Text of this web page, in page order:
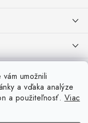
umožnili
a vďaka analýze
a použiteľnosť. Viac
Splátky - Home Credit